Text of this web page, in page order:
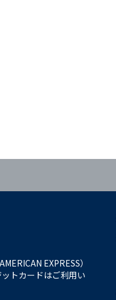
EXPRESS）
トカードはご利用い